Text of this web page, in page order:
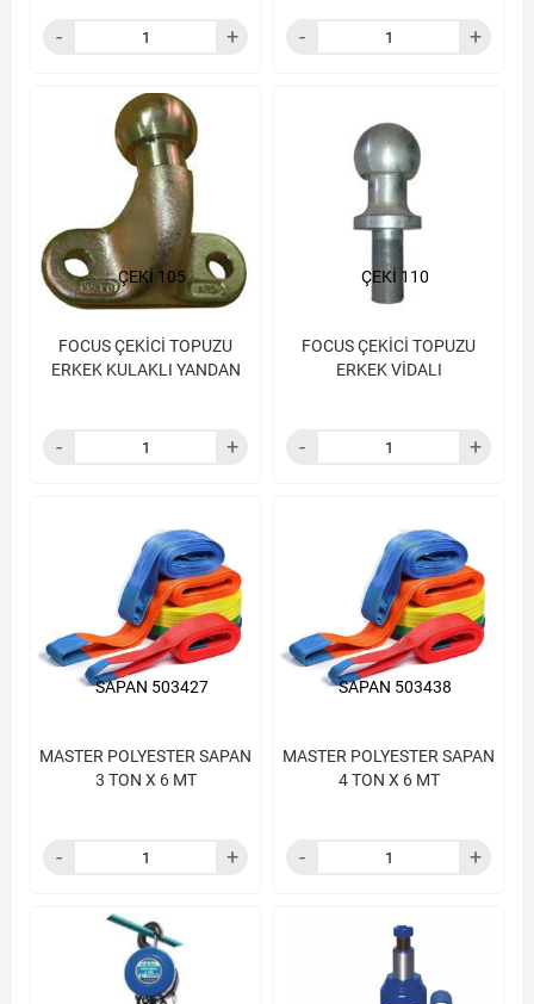
FOCUS ÇEKİCİ TOPUZU
ERKEK KULAKLI YANDAN
ÇEKİ 105
FOCUS ÇEKİCİ TOPUZU
ERKEK VİDALI
ÇEKİ 110
MASTER POLYESTER SAPAN
3 TON X 6 MT
SAPAN 503427
MASTER POLYESTER SAPAN
4 TON X 6 MT
SAPAN 503438